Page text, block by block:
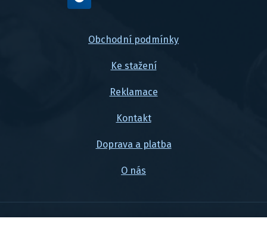
Obchodní podmínky
Ke stažení
Reklamace
Kontakt
Doprava a platba
O nás